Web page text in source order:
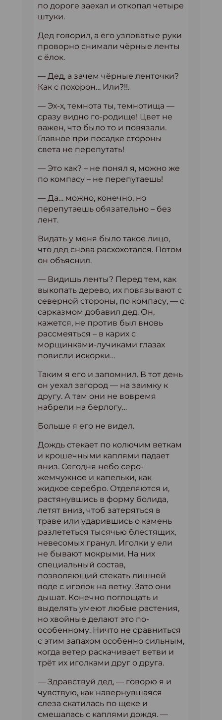
по дороге заехал и откопал четыре
штуки.
Дед говорил, а его узловатые руки
проворно снимали чёрные ленты
с ёлок.
— Дед, а зачем чёрные ленточки?
Как с похорон… Или?!!.
— Эх-х, темнота ты, темнотища —
сразу видно го-родище! Цвет не
важен, что было то и повязали.
Главное при посадке стороны
света не перепутать!
— Это как? – не понял я, можно же
по компасу – не перепутаешь!
— Да… можно, конечно, но
перепутаешь обязательно – без
лент.
Видать у меня было такое лицо,
что дед снова расхохотался. Потом
он объяснил.
— Видишь ленты? Перед тем, как
выкопать дерево, их повязывают с
северной стороны, по компасу, — с
сарказмом добавил дед. Он,
кажется, не против был вновь
рассмеяться – в карих с
морщинками-лучиками глазах
повисли искорки…
Таким я его и запомнил. В тот день
он уехал загород — на заимку к
другу. А там они не вовремя
набрели на берлогу…
Больше я его не видел.
Дождь стекает по колючим веткам
и крошечными каплями падает
вниз. Сегодня небо серо-
жемчужное и капельки, как
жидкое серебро. Отделяются и,
растянувшись в форму болида,
летят вниз, чтоб затеряться в
траве или ударившись о камень
разлететься тысячью блестящих,
невесомых гранул. Иголки у ели
не бывают мокрыми. На них
специальный состав,
позволяющий стекать лишней
воде с иголок на ветку. Зато они
дышат. Конечно поглощать и
выделять умеют любые растения,
но хвойные делают это по-
особенному. Ничто не сравниться
с этим запахом особенно сильным,
когда ветер раскачивает ветви и
трёт их иголками друг о друга.
— Здравствуй дед, — говорю я и
чувствую, как навернувшаяся
слеза скатилась по щеке и
смешалась с каплями дождя. —